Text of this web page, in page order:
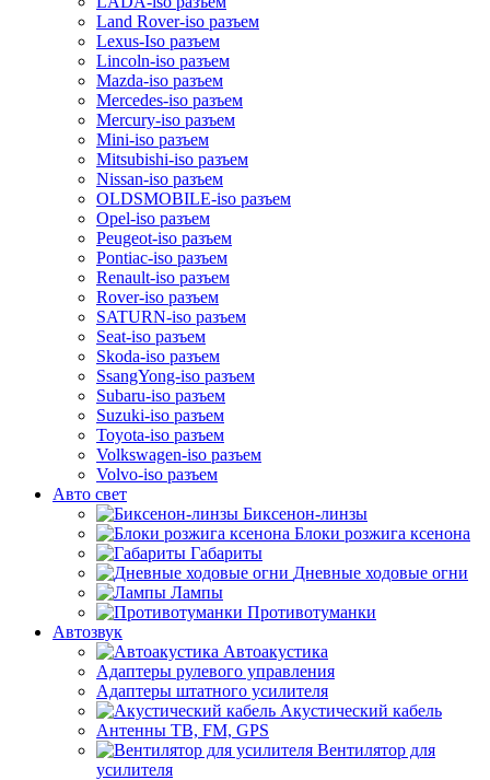
Land Rover-iso разъем
Lexus-Iso разъем
Lincoln-iso разъем
Mazda-iso разъем
Mercedes-iso разъем
Mercury-iso разъем
Mini-iso разъем
Mitsubishi-iso разъем
Nissan-iso разъем
OLDSMOBILE-iso разъем
Opel-iso разъем
Peugeot-iso разъем
Pontiac-iso разъем
Renault-iso разъем
Rover-iso разъем
SATURN-iso разъем
Seat-iso разъем
Skoda-iso разъем
SsangYong-iso разъем
Subaru-iso разъем
Suzuki-iso разъем
Toyota-iso разъем
Volkswagen-iso разъем
Volvo-iso разъем
Авто свет
Биксенон-линзы
Блоки розжига ксенона
Габариты
Дневные ходовые огни
Лампы
Противотуманки
Автозвук
Автоакустика
Адаптеры рулевого управления
Адаптеры штатного усилителя
Акустический кабель
Антенны ТВ, FM, GPS
Вентилятор для
усилителя